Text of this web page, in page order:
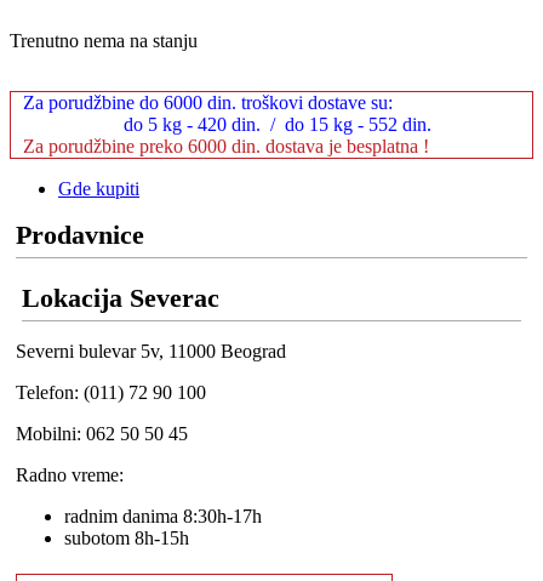
Trenutno nema na stanju
Za porudžbine do 6000 din. troškovi dostave su:
do 5 kg - 420 din. / do 15 kg - 552 din.
Za porudžbine preko 6000 din. dostava je besplatna !
Gde kupiti
Prodavnice
Lokacija Severac
Severni bulevar 5v, 11000 Beograd
Telefon: (011) 72 90 100
Mobilni: 062 50 50 45
Radno vreme:
radnim danima 8:30h-17h
subotom 8h-15h